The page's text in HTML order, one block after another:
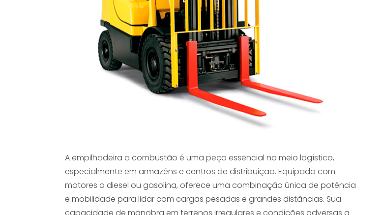
A empilhadeira a combustão é uma peça essencial no meio logístico,
especialmente em armazéns e centros de distribuição. Equipada com
motores a diesel ou gasolina, oferece uma combinação única de potência
e mobilidade para lidar com cargas pesadas e grandes distâncias. Sua